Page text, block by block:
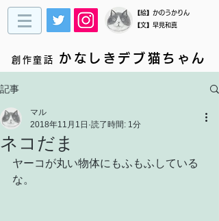
​【絵】かのうかりん
【文】早見和真
創作童話 かなしきデブ猫ちゃん
記事
ネコだま
マル
2018年11月1日 読了時間: 1分
ヤーコが丸い物体にもふもふしている
な。